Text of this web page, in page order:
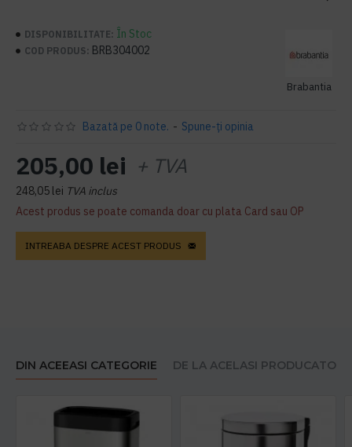
DISPONIBILITATE: În Stoc
COD PRODUS: BRB304002
Brabantia
Bazată pe 0 note. - Spune-ţi opinia
205,00 lei + TVA
248,05 lei TVA inclus
Acest produs se poate comanda doar cu plata Card sau OP
INTREABA DESPRE ACEST PRODUS
DIN ACEEASI CATEGORIE DE LA ACELASI PRODUCATOR